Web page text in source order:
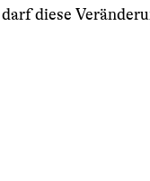
diese